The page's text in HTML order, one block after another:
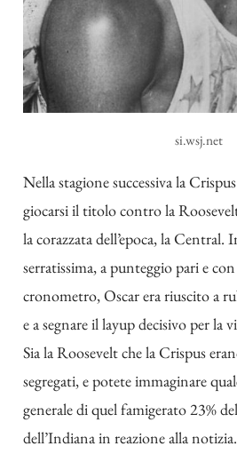
si.wsj.net
Nella stagione successiva la
giocarsi il titolo contro la
la corazzata dell’epoca, la Central.
serratissima, a punteggio pari e
cronometro, Oscar era riuscito a
e a segnare il layup decisivo per la
Sia la Roosevelt che la Crispus
segregati, e potete immaginare
generale di quel famigerato 23%
dell’Indiana in reazione alla